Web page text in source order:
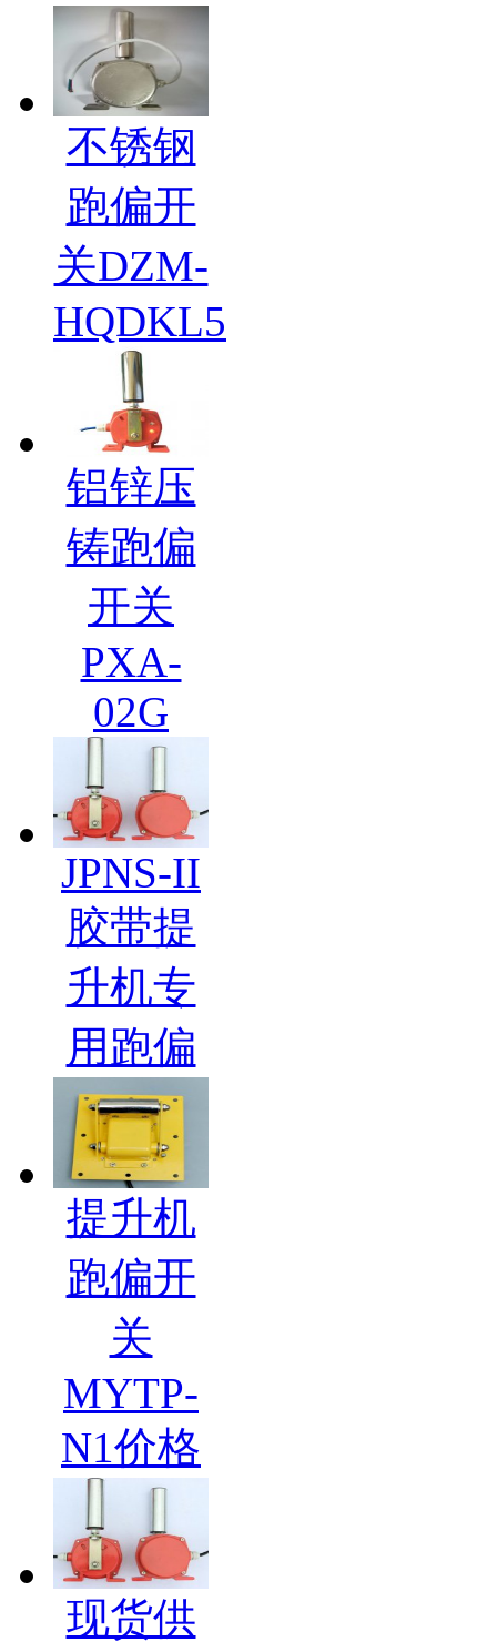
不锈钢
跑偏开
关DZM-
HQDKL5
铝锌压
铸跑偏
开关
PXA-
02G
JPNS-II
胶带提
升机专
用跑偏
提升机
跑偏开
关
MYTP-
N1价格
现货供